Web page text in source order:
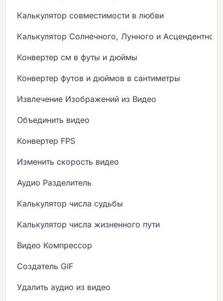
Калькулятор совместимости в любви
Калькулятор Солнечного, Лунного и
Конвертер см в футы и дюймы
Конвертер футов и дюймов в сантиметры
Извлечение Изображений из Видео
Объединить видео
Конвертер FPS
Изменить скорость видео
Аудио Разделитель
Калькулятор числа судьбы
Калькулятор числа жизненного пути
Видео Компрессор
Создатель GIF
Удалить аудио из видео